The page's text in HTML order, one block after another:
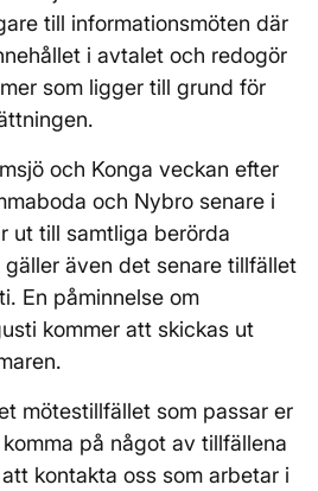
till informationsmöten där
i avtalet och redogör
som ligger till grund för
och Konga veckan efter
och Nybro senare i
ut till samtliga berörda
även det senare tillfället
En påminnelse om
kommer att skickas ut
mötestillfället som passar er
på något av tillfällena
kontakta oss som arbetar i